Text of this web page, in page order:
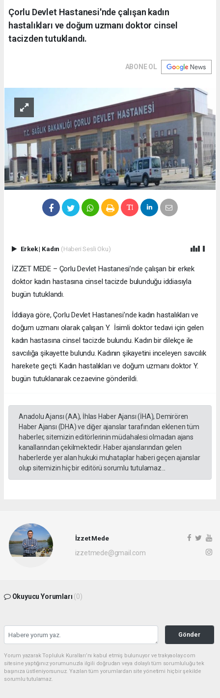
Çorlu Devlet Hastanesi'nde çalışan kadın
hastalıkları ve doğum uzmanı doktor cinsel
tacizden tutuklandı.
ABONE OL
Erkek| Kadın (Haberi Sesli Oku)
İZZET MEDE – Çorlu Devlet Hastanesi’nde çalışan bir erkek
doktor kadın hastasına cinsel tacizde bulunduğu iddiasıyla
bugün tutuklandı.
İddiaya göre, Çorlu Devlet Hastanesi’nde kadın hastalıkları ve
doğum uzmanı olarak çalışan Y. İsimli doktor tedavi için gelen
kadın hastasına cinsel tacizde bulundu. Kadın bir dilekçe ile
savcılığa şikayette bulundu. Kadının şikayetini inceleyen savcılık
harekete geçti. Kadın hastalıkları ve doğum uzmanı doktor Y.
bugün tutuklanarak cezaevine gönderildi.
Anadolu Ajansı (AA), İhlas Haber Ajansı (İHA), Demirören
Haber Ajansı (DHA) ve diğer ajanslar tarafından eklenen tüm
haberler, sitemizin editörlerinin müdahalesi olmadan ajans
kanallarından çekilmektedir. Haber ajanslarından gelen
haberlerde yer alan hukuki muhataplar haberi geçen ajanslar
olup sitemizin hiç bir editörü sorumlu tutulamaz...
İzzet Mede
izzetmede@gmail.com
Okuyucu Yorumları (0)
Gönder
Yorum yazarak Topluluk Kuralları’nı kabul etmiş bulunuyor ve trakyaolay.com
sitesine yaptığınız yorumunuzla ilgili doğrudan veya dolaylı tüm sorumluluğu tek
başınıza üstleniyorsunuz. Yazılan tüm yorumlardan site yönetimi hiçbir şekilde
sorumlu tutulamaz.